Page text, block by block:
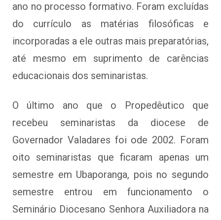
ano no processo formativo. Foram excluídas
do currículo as matérias filosóficas e
incorporadas a ele outras mais preparatórias,
até mesmo em suprimento de carências
educacionais dos seminaristas.
O último ano que o Propedêutico que
recebeu seminaristas da diocese de
Governador Valadares foi ode 2002. Foram
oito seminaristas que ficaram apenas um
semestre em Ubaporanga, pois no segundo
semestre entrou em funcionamento o
Seminário Diocesano Senhora Auxiliadora na